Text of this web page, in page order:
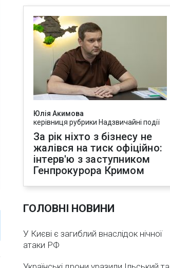
Юлія Акимова
керівниця рубрики Надзвичайні події
За рік ніхто з бізнесу не
жалівся на тиск офіційно:
інтерв'ю з заступником
Генпрокурора Кримом
ГОЛОВНІ НОВИНИ
У Києві є загиблий внаслідок нічної
атаки РФ